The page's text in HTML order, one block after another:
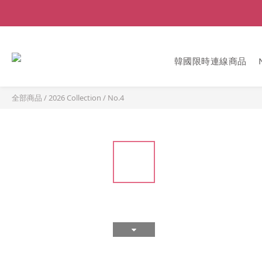
韓國限時連線商品
全部商品 /2026 Collection / No.4